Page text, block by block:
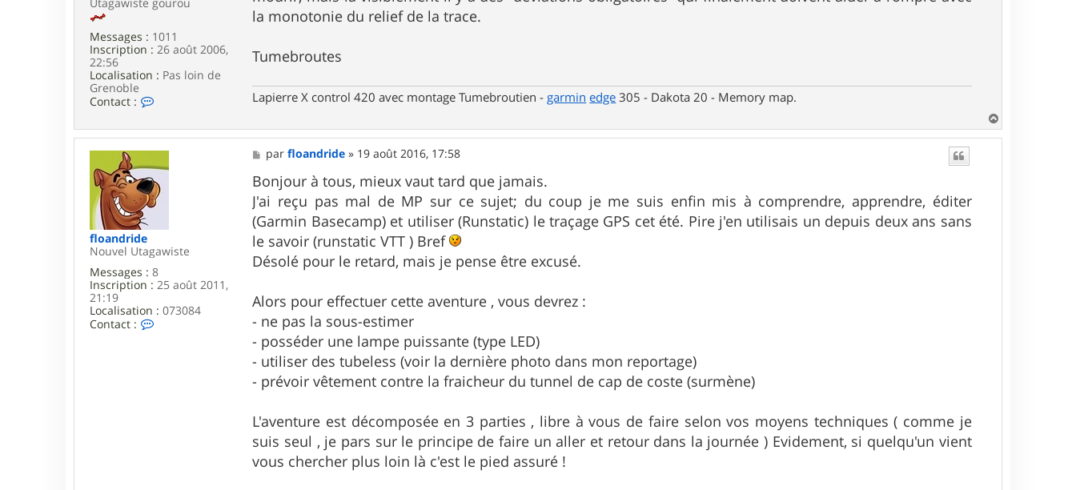
Messages : 1011
Inscription : 26 août 2006,
22:56
Localisation : Pas loin de
Grenoble
Contact :
t
a
c
e
r
u
e
b
r
o
u
t
la monotonie du relief de la trace.
Tumebroutes
Lapierre X control 420 avec montage Tumebroutien - garmin edge 305 - Dakota 20 - Memory map.
a
floandride
Nouvel Utagawiste
Messages : 8
Inscription : 25 août 2011,
21:19
Localisation : 073084
Contact :
M
e
s
s
a
g
e
parfloandride » 19 août 2016, 17:58
Bonjour à tous, mieux vaut tard que jamais.
J'ai reçu pas mal de MP sur ce sujet; du coup je me suis enfin mis à comprendre, apprendre, éditer
(Garmin Basecamp) et utiliser (Runstatic) le traçage GPS cet été. Pire j'en utilisais un depuis deux ans sans
le savoir (runstatic VTT ) Bref
Désolé pour le retard, mais je pense être excusé.
Alors pour effectuer cette aventure , vous devrez :
- ne pas la sous-estimer
- posséder une lampe puissante (type LED)
- utiliser des tubeless (voir la dernière photo dans mon reportage)
- prévoir vêtement contre la fraicheur du tunnel de cap de coste (surmène)
L'aventure est décomposée en 3 parties , libre à vous de faire selon vos moyens techniques ( comme je
suis seul , je pars sur le principe de faire un aller et retour dans la journée ) Evidement, si quelqu'un vient
vous chercher plus loin là c'est le pied assuré !